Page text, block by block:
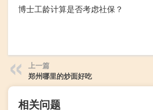
博士工龄计算是否考虑社保？
上一篇
郑州哪里的炒面好吃
相关问题